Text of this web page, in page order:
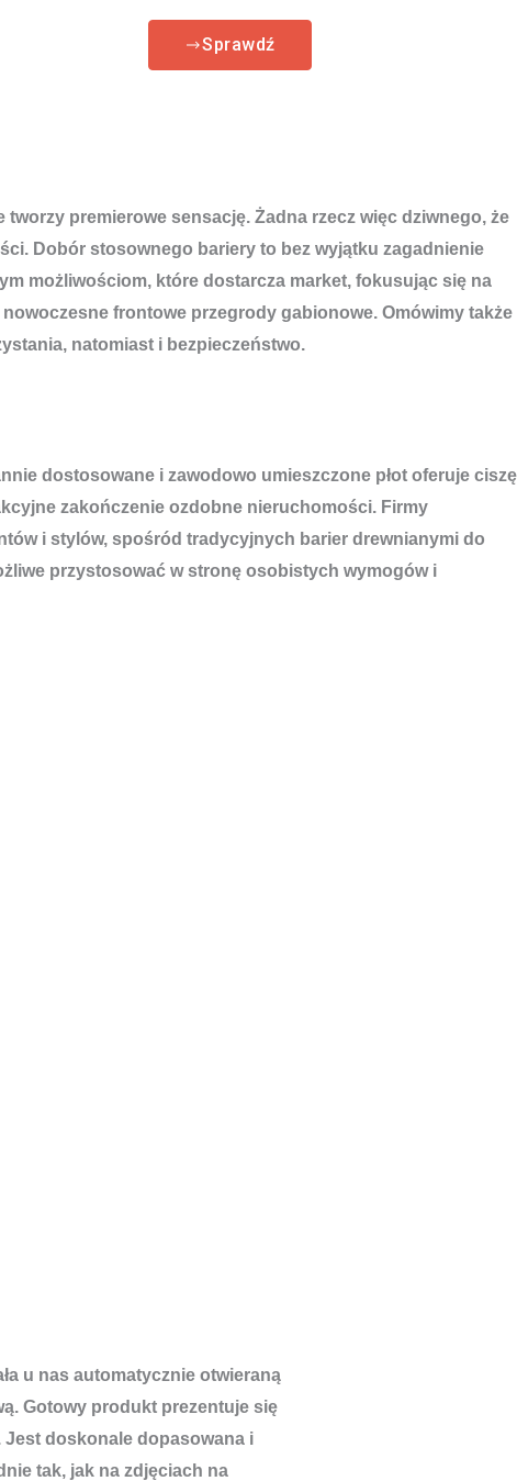
Sprawdź
premierowe sensację. Żadna rzecz więc dziwnego, że
Dobór stosownego bariery to bez wyjątku zagadnienie
możliwościom, które dostarcza market, fokusując się na
frontowe przegrody gabionowe. Omówimy także
natomiast i bezpieczeństwo.
dostosowane i zawodowo umieszczone płot oferuje ciszę
zakończenie ozdobne nieruchomości. Firmy
i stylów, spośród tradycyjnych barier drewnianymi do
przystosować w stronę osobistych wymogów i
u nas automatycznie otwieraną
Gotowy produkt prezentuje się
Jest doskonale dopasowana i
tak, jak na zdjęciach na